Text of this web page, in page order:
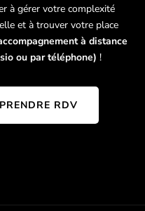
à gérer votre complexité
et à trouver votre place
à distance
ou par téléphone) !
PRENDRE RDV